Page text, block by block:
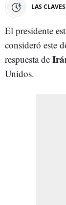
LAS CLAVES
El presidente
consideró este
respuesta de
Unidos.